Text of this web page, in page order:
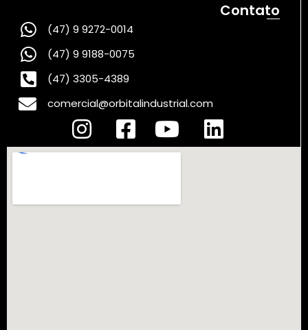
Contato
(47) 9 9272-0014
(47) 9 9188-0075
(47) 3305-4389
comercial@orbitalindustrial.com